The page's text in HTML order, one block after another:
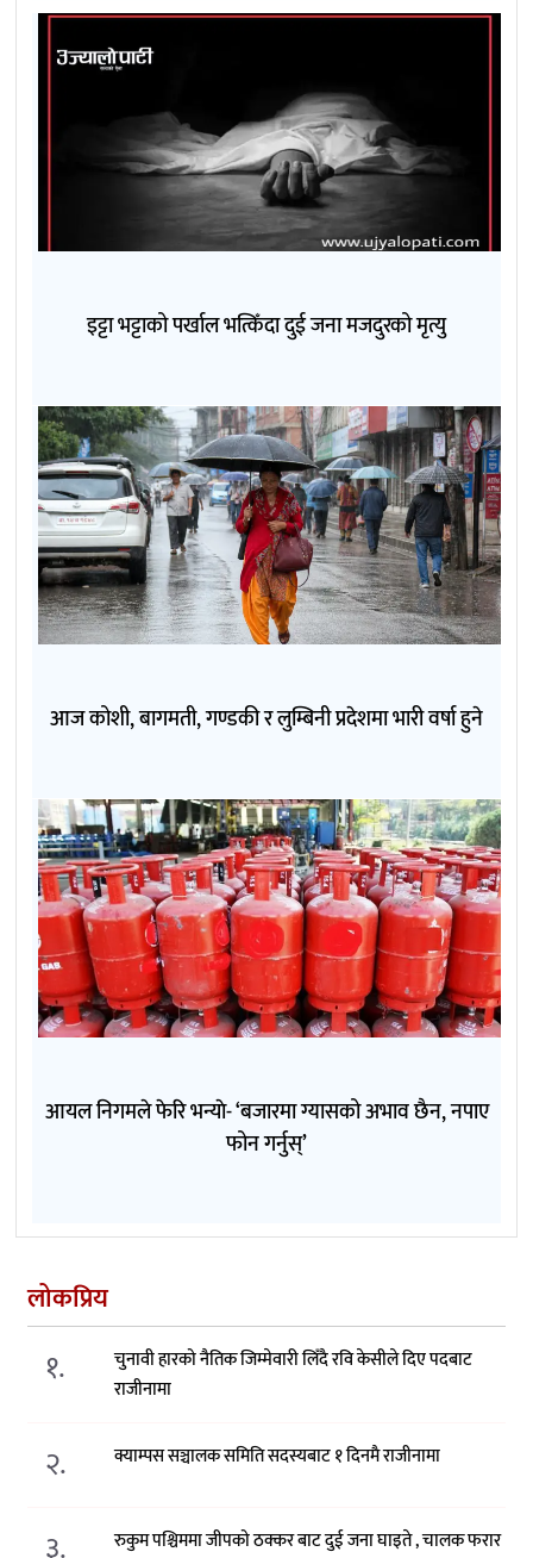
इट्टा भट्टाको पर्खाल भत्किँदा दुई जना मजदुरको मृत्यु
आज कोशी, बागमती, गण्डकी र लुम्बिनी प्रदेशमा भारी वर्षा हुने
आयल निगमले फेरि भन्याे- ‘बजारमा ग्यासको अभाव छैन, नपाए
फोन गर्नुस्’
लोकप्रिय
१.
चुनावी हारको नैतिक जिम्मेवारी लिँदै रवि केसीले दिए पदबाट
राजीनामा
२. क्याम्पस सञ्चालक समिति सदस्यबाट १ दिनमै राजीनामा
रुकुम पश्चिममा जीपको ठक्कर बाट दुई जना घाइते , चालक फरार